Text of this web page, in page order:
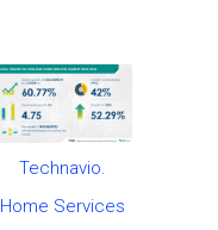
Technavio.
Home Services